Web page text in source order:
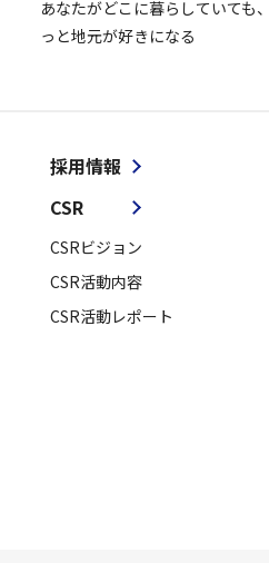
あなたがどこに暮らしていても
っと地元が好きになる
採用情報
CSR
CSRビジョン
CSR活動内容
CSR活動レポート